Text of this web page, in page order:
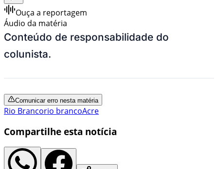
Ouça a reportagem
Áudio da matéria
Conteúdo de responsabilidade do
colunista.
Comunicar erro nesta matéria
Rio Brancorio brancoAcre
Compartilhe esta notícia